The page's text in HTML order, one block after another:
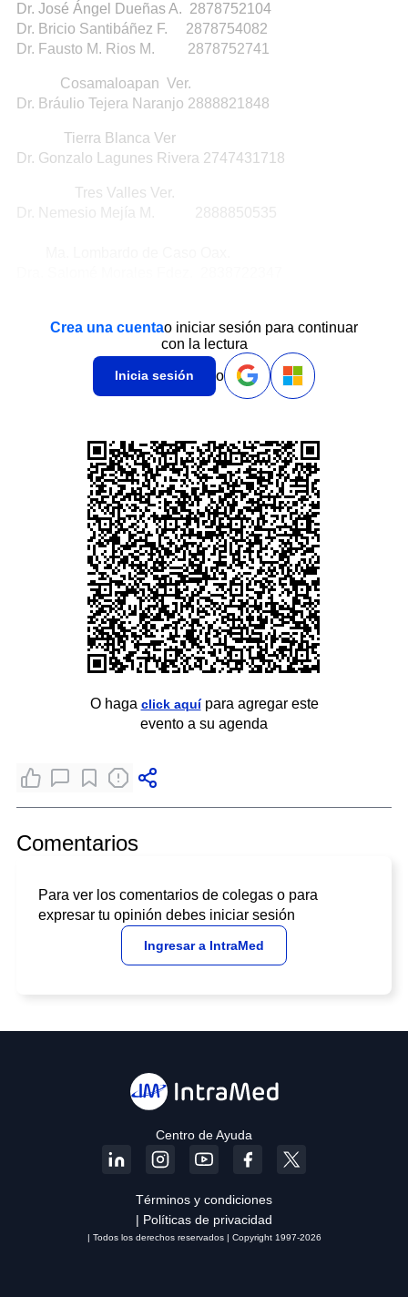
Dr. José Ángel Dueñas A. 2878752104
Dr. Bricio Santibáñez F. 2878754082
Dr. Fausto M. Rios M. 2878752741
Cosamaloapan Ver.
Dr. Bráulio Tejera Naranjo 2888821848
Tierra Blanca Ver
Dr. Gonzalo Lagunes Rivera 2747431718
Tres Valles Ver.
Dr. Nemesio Mejía M. 2888850535
Crea una cuentao iniciar sesión para continuar
con la lectura
Inicia sesión o
O haga click aquípara agregar este
evento a su agenda
Comentarios
Para ver los comentarios de colegas o para
expresar tu opinión debes iniciar sesión
Ingresar a IntraMed
Centro de Ayuda
Términos y condiciones
| Políticas de privacidad
| Todos los derechos reservados | Copyright 1997-2026